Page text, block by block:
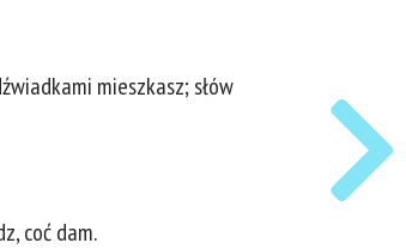
mieszkasz; słów
coć dam.